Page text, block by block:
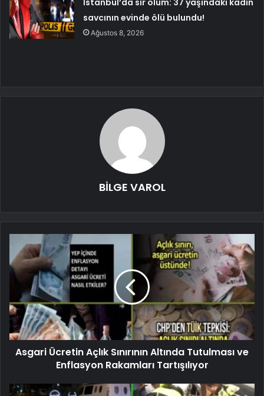
savcının evinde ölü bulundu!
Ağustos 8, 2026
BİLGE VAROL
Asgari Ücretin Açlık Sınırının Altında Tutulması ve
Enflasyon Rakamları Tartışılıyor